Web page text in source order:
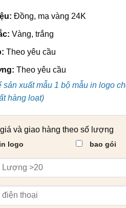
Đồng, mạ vàng 24K
Vàng, trắng
Theo yêu cầu
Theo yêu cầu
sản xuất mẫu 1 bộ mẫu in logo
hàng loạt)
và giao hàng theo số lượng
in logo bao gói